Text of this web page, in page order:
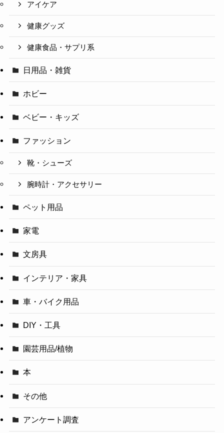
アイケア
健康グッズ
健康食品・サプリ系
日用品・雑貨
ホビー
ベビー・キッズ
ファッション
靴・シューズ
腕時計・アクセサリー
ペット用品
家電
文房具
インテリア・家具
車・バイク用品
DIY・工具
園芸用品/植物
本
その他
アンケート調査